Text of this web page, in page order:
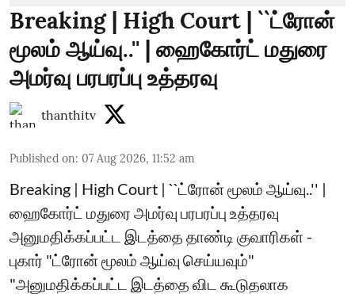
Breaking | High Court | ``ட்ரோன்
மூலம் ஆய்வு..'' | ஹைகோர்ட் மதுரை
அமர்வு பரபரப்பு உத்தரவு
thanthitv
Published on: 07 Aug 2026, 11:52 am
Breaking | High Court | ``ட்ரோன் மூலம் ஆய்வு..'' |
ஹைகோர்ட் மதுரை அமர்வு பரபரப்பு உத்தரவு
அனுமதிக்கப்பட்ட இடத்தை தாண்டி குவாரிகள் -
புகார் "ட்ரோன் மூலம் ஆய்வு செய்யவும்"
"அனுமதிக்கப்பட்ட இடத்தை விட கூடுதலாக